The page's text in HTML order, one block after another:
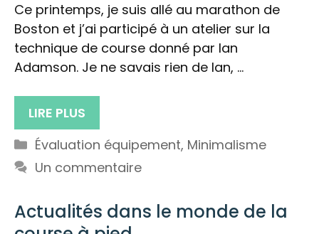
Ce printemps, je suis allé au marathon de
Boston et j’ai participé à un atelier sur la
technique de course donné par Ian
Adamson. Je ne savais rien de Ian, …
LIRE PLUS
Catégories
Évaluation équipement, Minimalisme
Un commentaire
Actualités dans le monde de la